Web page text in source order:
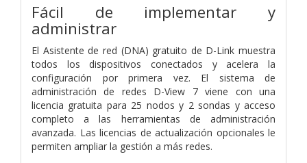
Fácil de implementar y
administrar
El Asistente de red (DNA) gratuito de D-Link muestra
todos los dispositivos conectados y acelera la
configuración por primera vez. El sistema de
administración de redes D-View 7 viene con una
licencia gratuita para 25 nodos y 2 sondas y acceso
completo a las herramientas de administración
avanzada. Las licencias de actualización opcionales le
permiten ampliar la gestión a más redes.